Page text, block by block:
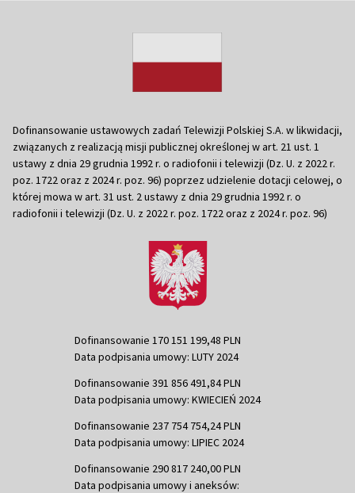
Dofinansowanie ustawowych zadań Telewizji Polskiej S.A. w likwidacji,
związanych z realizacją misji publicznej określonej w art. 21 ust. 1
ustawy z dnia 29 grudnia 1992 r. o radiofonii i telewizji (Dz. U. z 2022 r.
poz. 1722 oraz z 2024 r. poz. 96) poprzez udzielenie dotacji celowej, o
której mowa w art. 31 ust. 2 ustawy z dnia 29 grudnia 1992 r. o
radiofonii i telewizji (Dz. U. z 2022 r. poz. 1722 oraz z 2024 r. poz. 96)
Dofinansowanie 170 151 199,48 PLN
Data podpisania umowy: LUTY 2024
Dofinansowanie 391 856 491,84 PLN
Data podpisania umowy: KWIECIEŃ 2024
Dofinansowanie 237 754 754,24 PLN
Data podpisania umowy: LIPIEC 2024
Dofinansowanie 290 817 240,00 PLN
Data podpisania umowy i aneksów: